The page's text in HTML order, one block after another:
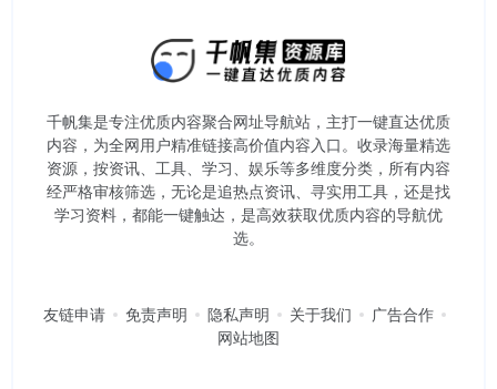
千帆集是专注优质内容聚合网址导航站，主打一键直达优质
内容，为全网用户精准链接高价值内容入口。​收录海量精选
资源，按资讯、工具、学习、娱乐等多维度分类，所有内容
经严格审核筛选，无论是追热点资讯、寻实用工具，还是找
学习资料，都能一键触达，是高效获取优质内容的导航优
选。
友链申请 免责声明 隐私声明 关于我们
广告合作
网站地图